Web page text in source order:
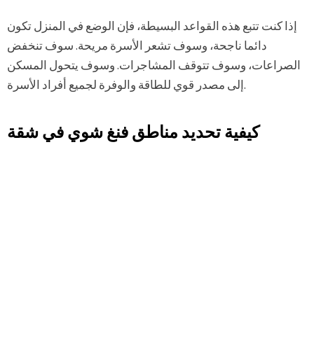
إذا كنت تتبع هذه القواعد البسيطة، فإن الوضع في المنزل تكون
دائما ناجحة، وسوف تشعر الأسرة مريحة. سوف تنخفض
الصراعات، وسوف تتوقف المشاجرات. وسوف يتحول المسكن
إلى مصدر قوي للطاقة والوفرة لجميع أفراد الأسرة.
كيفية تحديد مناطق فنغ شوي في شقة